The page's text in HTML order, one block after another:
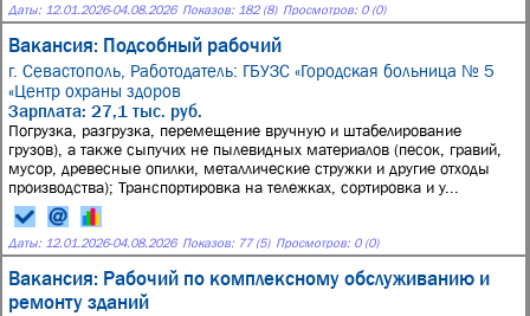
Даты: 12.01.2026-04.08.2026 Показов: 182 (8) Просмотров: 0 (0)
Вакансия: Подсобный рабочий
г. Севастополь, Работодатель: ГБУЗС «Городская больница № 5
«Центр охраны здоров
Зарплата: 27,1 тыс. руб.
Погрузка, разгрузка, перемещение вручную и штабелирование
грузов), а также сыпучих не пылевидных материалов (песок, гравий,
мусор, древесные опилки, металлические стружки и другие отходы
производства); Транспортировка на тележках, сортировка и у...
Даты: 12.01.2026-04.08.2026 Показов: 77 (5) Просмотров: 0 (0)
Вакансия: Рабочий по комплексному обслуживанию и
ремонту зданий